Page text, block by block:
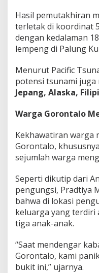
Hasil pemutakhiran
terletak di koordinat
dengan kedalaman
lempeng di Palung
Menurut Pacific
potensi tsunami juga
Jepang, Alaska,
Warga Gorontalo
Kekhawatiran warga
Gorontalo,
sejumlah warga
Seperti dikutip dari
pengungsi, Pradtiya
bahwa di lokasi
keluarga yang terdiri
tiga anak-anak.
“Saat mendengar
Gorontalo, kami
bukit ini,” ujarnya.